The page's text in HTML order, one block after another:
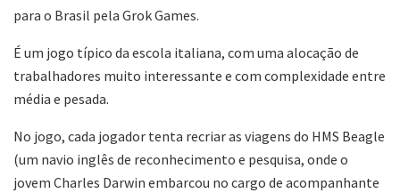
para o Brasil pela Grok Games.
É um jogo típico da escola italiana, com uma alocação de
trabalhadores muito interessante e com complexidade entre
média e pesada.
No jogo, cada jogador tenta recriar as viagens do HMS Beagle
(um navio inglês de reconhecimento e pesquisa, onde o
jovem Charles Darwin embarcou no cargo de acompanhante